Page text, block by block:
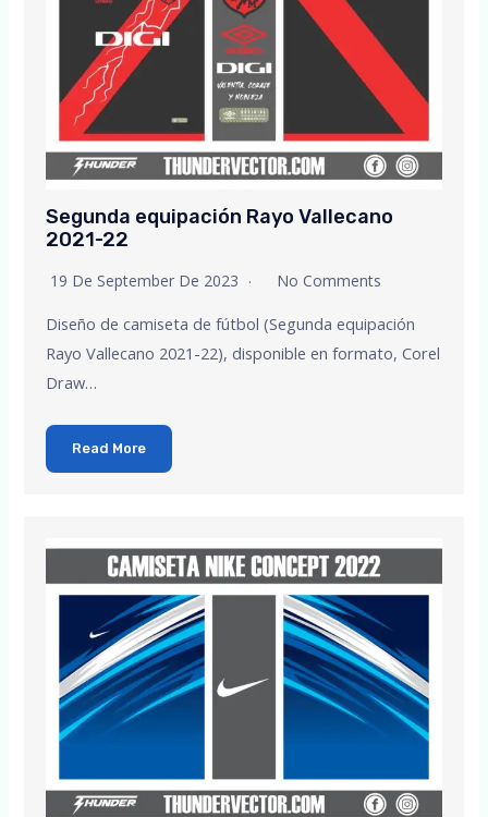
Segunda equipación Rayo Vallecano
2021-22
19 De September De 2023 No Comments
Diseño de camiseta de fútbol (Segunda equipación
Rayo Vallecano 2021-22), disponible en formato, Corel
Draw…
Read More